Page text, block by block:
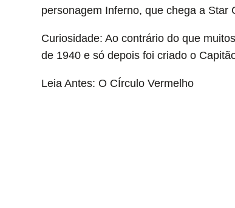
personagem Inferno, que chega a Star
Curiosidade: Ao contrário do que
de 1940 e só depois foi criado o
Leia Antes: O CÍrculo Vermelho